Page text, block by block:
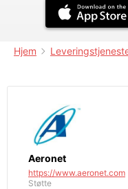
Hjem
Aeronet
https://www.aeronet.com
Støtte